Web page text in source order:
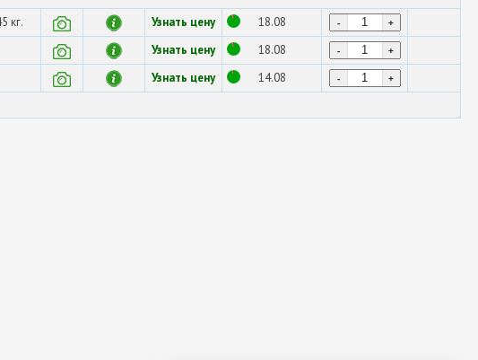
кг. Узнать цену 18.08 - +
Узнать цену 18.08 - +
Узнать цену 14.08 - +